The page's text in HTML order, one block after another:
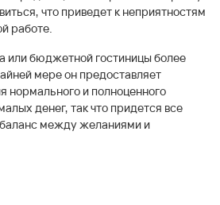
что приведет к неприятностям
работе.
или бюджетной гостиницы более
мере он предоставляет
нормального и полноценного
денег, так что придется все
баланс между желаниями и